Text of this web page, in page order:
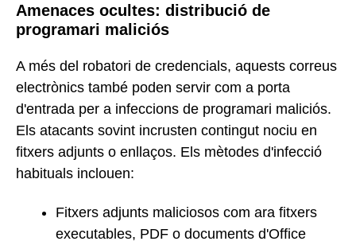
Amenaces ocultes: distribució de
programari maliciós
A més del robatori de credencials, aquests correus
electrònics també poden servir com a porta
d'entrada per a infeccions de programari maliciós.
Els atacants sovint incrusten contingut nociu en
fitxers adjunts o enllaços. Els mètodes d'infecció
habituals inclouen:
Fitxers adjunts maliciosos com ara fitxers
executables, PDF o documents d'Office